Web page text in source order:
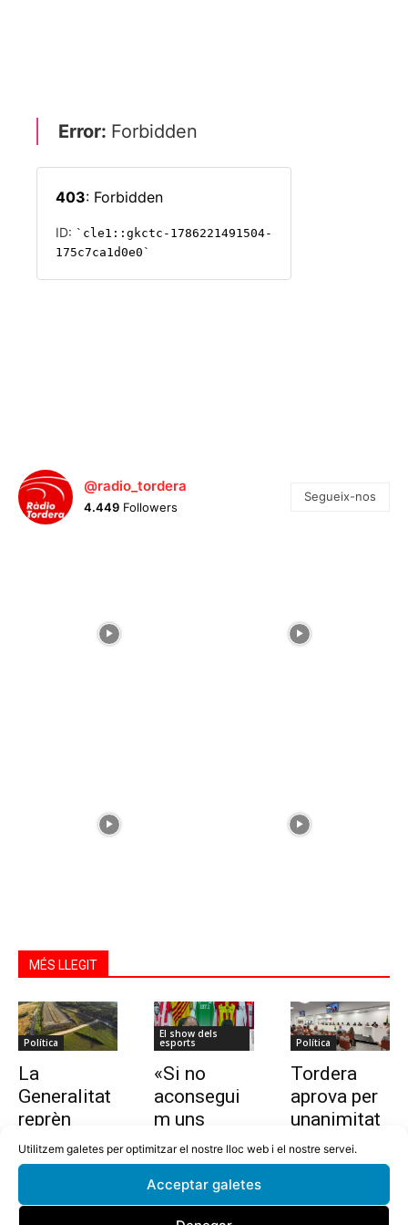
Utilitzem galetes per optimitzar el nostre lloc web i el nostre servei.
Acceptar galetes
@radio_tordera
4.449 Followers
Segueix-nos
MÉS LLEGIT
Política
La
Generalitat
reprèn
l’estudi per
allargar la
Tordera
El show dels
esports
«Si no
aconsegui
m uns
10.000
euros en
dues
setmanes,
Política
Tordera
aprova per
unanimitat
la nova
ordenança i
nt del